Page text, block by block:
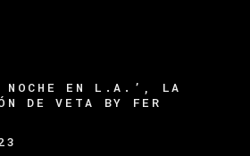
NOCHE EN L.A.’, LA
DE VETA BY FER